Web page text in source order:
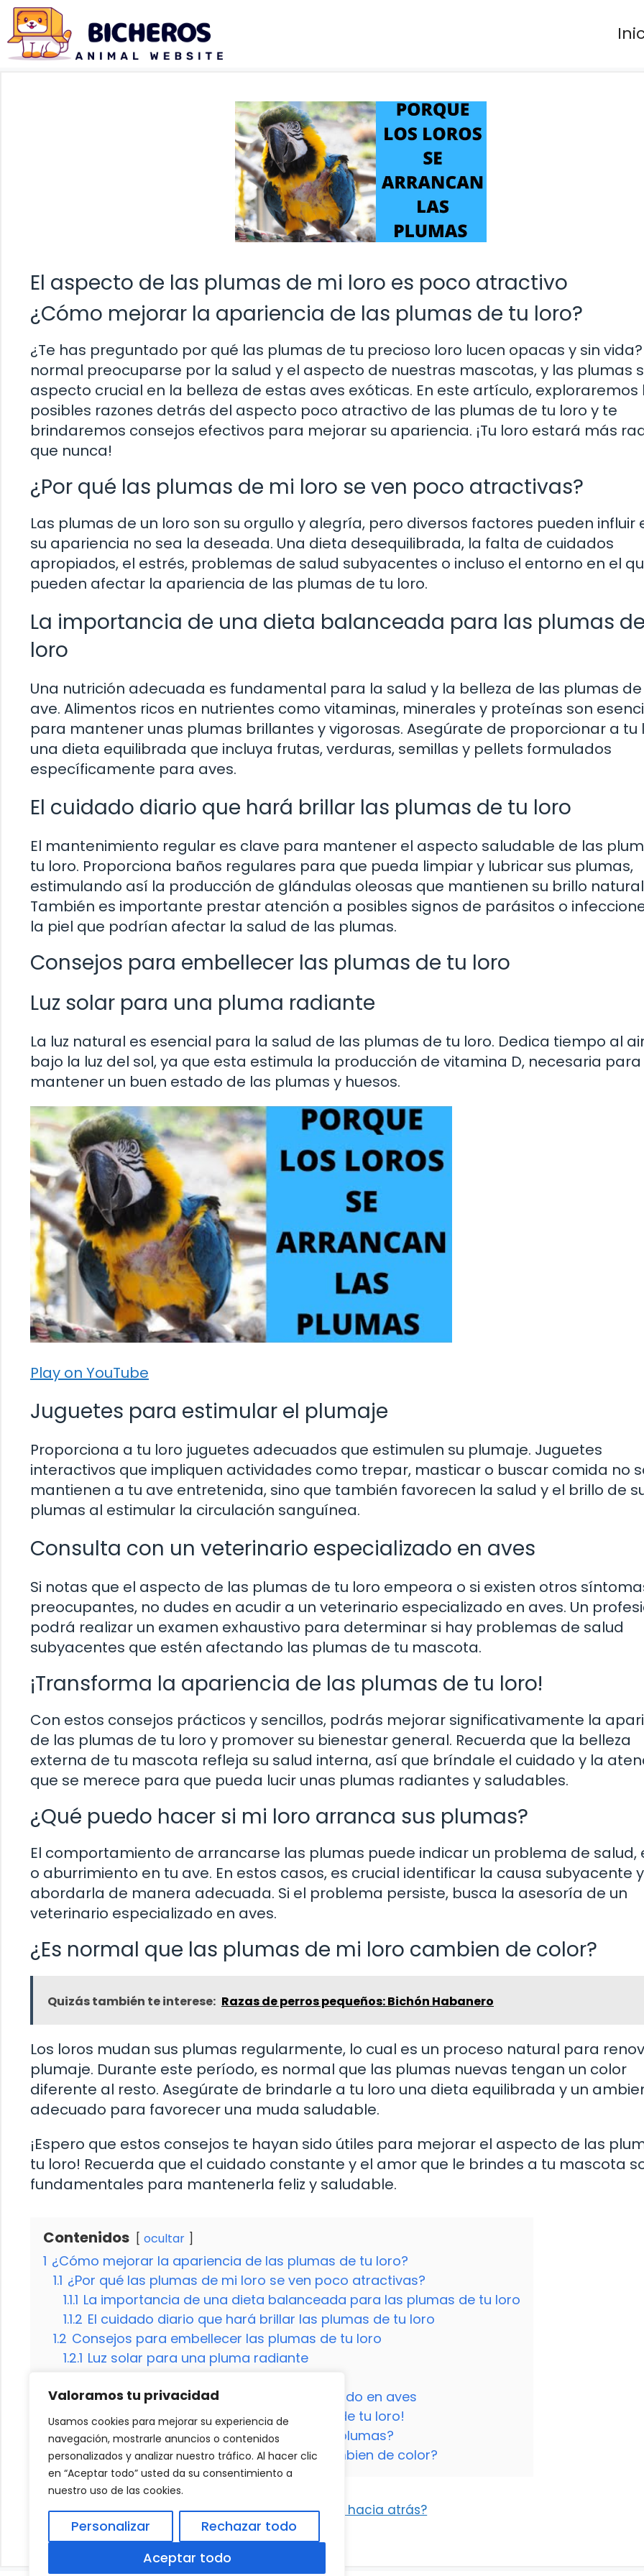
Valoramos tu privacidad
Usamos cookies para mejorar su experiencia de
navegación, mostrarle anuncios o contenidos
personalizados y analizar nuestro tráfico. Al hacer clic
en “Aceptar todo” usted da su consentimiento a
nuestro uso de las cookies.
Personalizar
Rechazar todo
Aceptar todo
Saltar
contenido
El aspecto de las plumas de mi loro es poco atractivo
¿Cómo mejorar la apariencia de las plumas de tu loro?
¿Te has preguntado por qué las plumas de tu precioso loro lucen opacas y sin vida?
normal preocuparse por la salud y el aspecto de nuestras mascotas, y las plumas
aspecto crucial en la belleza de estas aves exóticas. En este artículo, exploraremos
posibles razones detrás del aspecto poco atractivo de las plumas de tu loro y te
brindaremos consejos efectivos para mejorar su apariencia. ¡Tu loro estará más
que nunca!
¿Por qué las plumas de mi loro se ven poco atractivas?
Las plumas de un loro son su orgullo y alegría, pero diversos factores pueden influir
su apariencia no sea la deseada. Una dieta desequilibrada, la falta de cuidados
apropiados, el estrés, problemas de salud subyacentes o incluso el entorno en el
pueden afectar la apariencia de las plumas de tu loro.
La importancia de una dieta balanceada para las plumas
loro
Una nutrición adecuada es fundamental para la salud y la belleza de las plumas
ave. Alimentos ricos en nutrientes como vitaminas, minerales y proteínas son
para mantener unas plumas brillantes y vigorosas. Asegúrate de proporcionar a tu
una dieta equilibrada que incluya frutas, verduras, semillas y pellets formulados
específicamente para aves.
El cuidado diario que hará brillar las plumas de tu loro
El mantenimiento regular es clave para mantener el aspecto saludable de las
tu loro. Proporciona baños regulares para que pueda limpiar y lubricar sus plumas,
estimulando así la producción de glándulas oleosas que mantienen su brillo
También es importante prestar atención a posibles signos de parásitos o
la piel que podrían afectar la salud de las plumas.
Consejos para embellecer las plumas de tu loro
Luz solar para una pluma radiante
La luz natural es esencial para la salud de las plumas de tu loro. Dedica tiempo al
bajo la luz del sol, ya que esta estimula la producción de vitamina D, necesaria para
mantener un buen estado de las plumas y huesos.
Play on YouTube
Juguetes para estimular el plumaje
Proporciona a tu loro juguetes adecuados que estimulen su plumaje. Juguetes
interactivos que impliquen actividades como trepar, masticar o buscar comida no
mantienen a tu ave entretenida, sino que también favorecen la salud y el brillo de
plumas al estimular la circulación sanguínea.
Consulta con un veterinario especializado en aves
Si notas que el aspecto de las plumas de tu loro empeora o si existen otros
preocupantes, no dudes en acudir a un veterinario especializado en aves. Un
podrá realizar un examen exhaustivo para determinar si hay problemas de salud
subyacentes que estén afectando las plumas de tu mascota.
¡Transforma la apariencia de las plumas de tu loro!
Con estos consejos prácticos y sencillos, podrás mejorar significativamente la
de las plumas de tu loro y promover su bienestar general. Recuerda que la belleza
externa de tu mascota refleja su salud interna, así que bríndale el cuidado y la
que se merece para que pueda lucir unas plumas radiantes y saludables.
¿Qué puedo hacer si mi loro arranca sus plumas?
El comportamiento de arrancarse las plumas puede indicar un problema de salud,
o aburrimiento en tu ave. En estos casos, es crucial identificar la causa subyacente y
abordarla de manera adecuada. Si el problema persiste, busca la asesoría de un
veterinario especializado en aves.
¿Es normal que las plumas de mi loro cambien de color?
Quizás también te interese: Razas de perros pequeños: Bichón Habanero
Los loros mudan sus plumas regularmente, lo cual es un proceso natural para
plumaje. Durante este período, es normal que las plumas nuevas tengan un color
diferente al resto. Asegúrate de brindarle a tu loro una dieta equilibrada y un
adecuado para favorecer una muda saludable.
¡Espero que estos consejos te hayan sido útiles para mejorar el aspecto de las
tu loro! Recuerda que el cuidado constante y el amor que le brindes a tu mascota
fundamentales para mantenerla feliz y saludable.
Contenidos ocultar
1 ¿Cómo mejorar la apariencia de las plumas de tu loro?
1.1 ¿Por qué las plumas de mi loro se ven poco atractivas?
1.1.1 La importancia de una dieta balanceada para las plumas de tu loro
1.1.2 El cuidado diario que hará brillar las plumas de tu loro
1.2 Consejos para embellecer las plumas de tu loro
1.2.1 Luz solar para una pluma radiante
1.2.3 Consulta con un veterinario especializado en aves
1.3 ¡Transforma la apariencia de las plumas de tu loro!
1.4 ¿Qué puedo hacer si mi loro arranca sus plumas?
1.5 ¿Es normal que las plumas de mi loro cambien de color?
¿Cuál es la razón por la que los gatos caminan hacia atrás?
El dromedario es un tipo de camello